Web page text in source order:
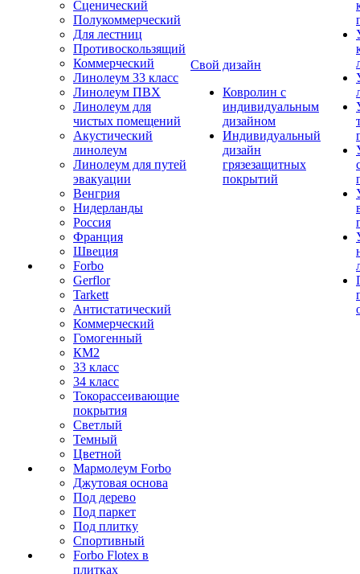
Сценический
Полукоммерческий
Для лестниц
Противоскользящий
Коммерческий
Линолеум 33 класс
Линолеум ПВХ
Линолеум для
чистых помещений
Акустический
линолеум
Линолеум для путей
эвакуации
Венгрия
Нидерланды
Россия
Франция
Швеция
Forbo
Gerflor
Tarkett
Антистатический
Коммерческий
Гомогенный
КМ2
33 класс
34 класс
Токорассеивающие
покрытия
Светлый
Темный
Цветной
Мармолеум Forbo
Джутовая основа
Под дерево
Под паркет
Под плитку
Спортивный
Forbo Flotex в
плитках
Свой дизайн
Ковролин с
индивидуальным
дизайном
Индивидуальный
дизайн
грязезащитных
покрытий